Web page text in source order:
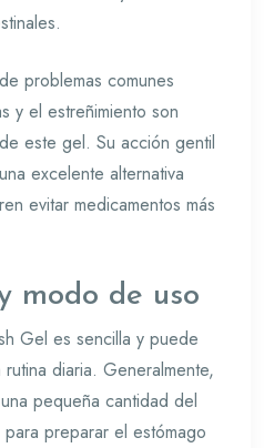
problemas comunes
y el estreñimiento son
este gel. Su acción gentil
excelente alternativa
evitar medicamentos más
modo de uso
Gel es sencilla y puede
diaria. Generalmente,
pequeña cantidad del
preparar el estómago